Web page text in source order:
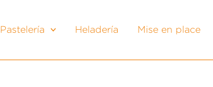
Pastelería Heladería Mise en place